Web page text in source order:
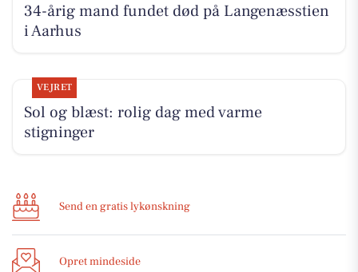
34-årig mand fundet død på Langenæsstien
i Aarhus
VEJRET
Sol og blæst: rolig dag med varme
stigninger
Send en gratis lykønskning
Opret mindeside